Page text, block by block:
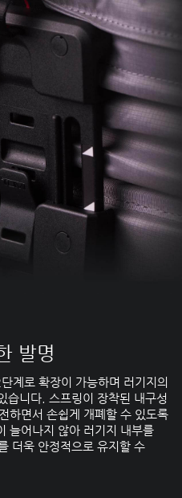
발명
계로 확장이 가능하며 러기지의
습니다. 스프링이 장착된 내구성
하면서 손쉽게 개폐할 수 있도록
늘어나지 않아 러기지 내부를
더욱 안정적으로 유지할 수